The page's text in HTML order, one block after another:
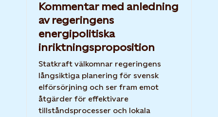
Kommentar med anledning
av regeringens
energipolitiska
inriktningsproposition
Statkraft välkomnar regeringens
långsiktiga planering för svensk
elförsörjning och ser fram emot
åtgärder för effektivare
tillståndsprocesser och lokala